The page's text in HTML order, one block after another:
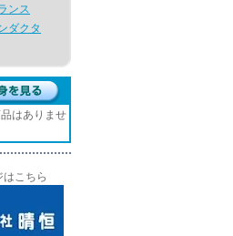
ンス
ダクタ
はありませ
はこちら